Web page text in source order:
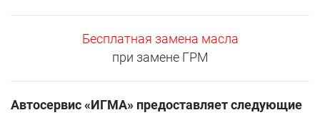
Бесплатная замена масла
при замене ГРМ
Автосервис «ИГМА» предоставляет следующие